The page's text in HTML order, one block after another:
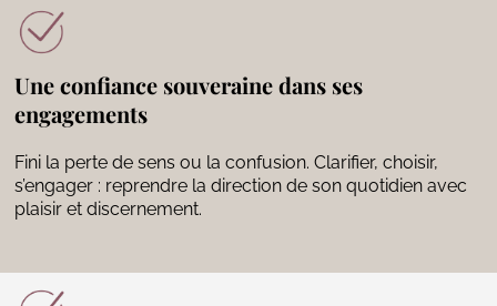
Une confiance souveraine dans ses
engagements
Fini la perte de sens ou la confusion. Clarifier, choisir,
s’engager : reprendre la direction de son quotidien avec
plaisir et discernement.